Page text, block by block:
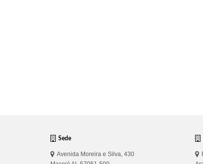
Sede
Avenida Moreira e Silva, 430